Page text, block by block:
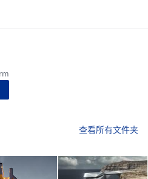
查看所有文件夹